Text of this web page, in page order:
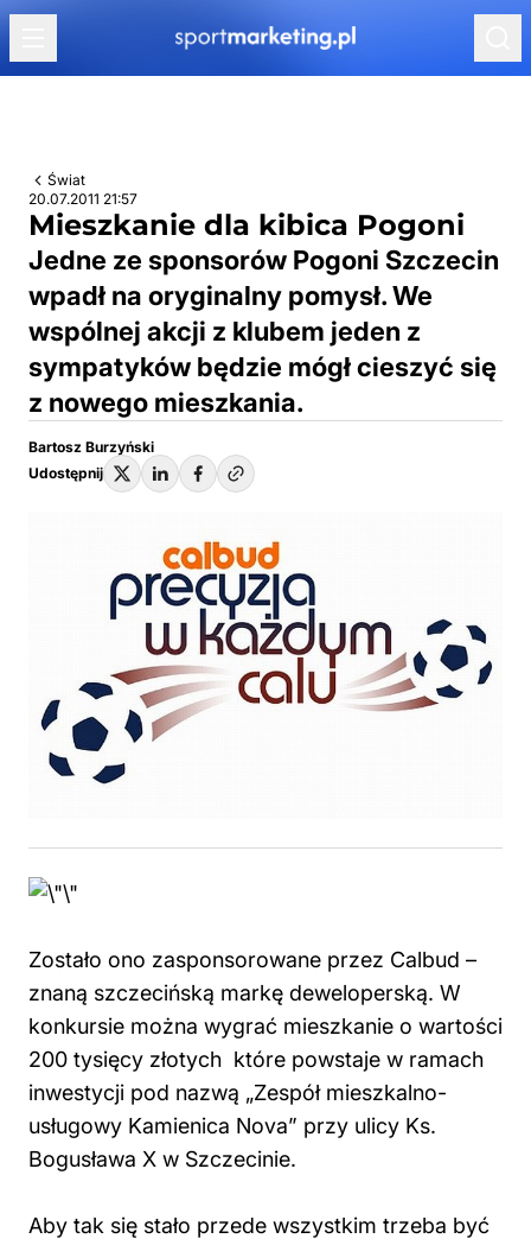
Przejdź do treści
Świat
20.07.2011 21:57
Mieszkanie dla kibica Pogoni
Jedne ze sponsorów Pogoni Szczecin
wpadł na oryginalny pomysł. We
wspólnej akcji z klubem jeden z
sympatyków będzie mógł cieszyć się
z nowego mieszkania.
Bartosz Burzyński
Udostępnij
Zostało ono zasponsorowane przez Calbud –
znaną szczecińską markę deweloperską. W
konkursie można wygrać mieszkanie o wartości
200 tysięcy złotych które powstaje w ramach
inwestycji pod nazwą „Zespół mieszkalno-
usługowy Kamienica Nova” przy ulicy Ks.
Bogusława X w Szczecinie.
Aby tak się stało przede wszystkim trzeba być